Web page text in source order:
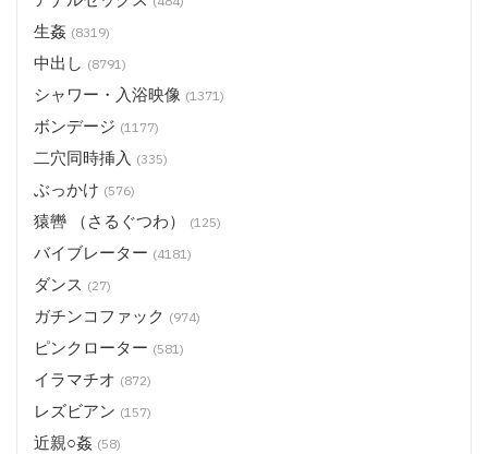
生姦 (8319)
中出し (8791)
シャワー・入浴映像 (1371)
ボンデージ (1177)
二穴同時挿入 (335)
ぶっかけ (576)
猿轡 （さるぐつわ） (125)
バイブレーター (4181)
ダンス (27)
ガチンコファック (974)
ピンクローター (581)
イラマチオ (872)
レズビアン (157)
近親○姦 (58)